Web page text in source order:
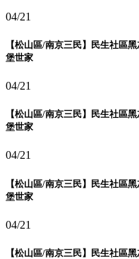
04/21
【松山區/南京三民】民生社區
堡世家
04/21
【松山區/南京三民】民生社區
堡世家
04/21
【松山區/南京三民】民生社區
堡世家
04/21
【松山區/南京三民】民生社區